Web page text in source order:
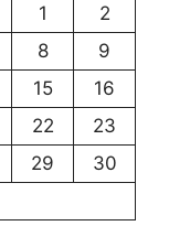
1
2
8
9
15
16
22
23
29
30